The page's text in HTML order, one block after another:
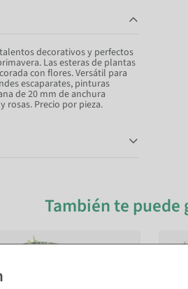
decorativos y perfectos
Las esteras de plantas
con flores. Versátil para
escaparates, pinturas
de 20 mm de anchura
rosas. Precio por pieza.
También te puede